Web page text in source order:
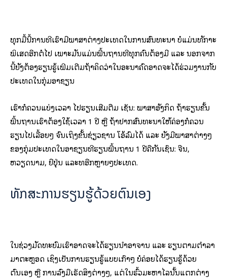
ທຸກມື້ນີ້ການທີ່ເຮົາມີພາສາຕ່າງປະເທດໃນການສົນທະນາ ບໍ່ແມ່ນທັກາະ
ພິເສດອີກຕໍ່ໄປ ເພາະມັນແມ່ນພື້ນຖານທີ່ທຸກຄົນຕ້ອງມີ ແລະ ນອກຈາກ
ນີ້ຍັງຕ້ອງຮຽນຮູ້ເພີ່ມເຕີມຖ້າຄິດວ່າໃນອະນາຄົດອາດຈະໄດ້ຮ່ວມງານກັບ
ປະເທດໃນກຸ່ມອາຊຽນ
ເຮົາກໍຄວນແບ່ງເວລາ ໄປຮຽນເສີມຕື່ມ ເຊັ່ນ: ພາສາອັງກິດ ຖ້າຮຽນຂັ້ນ
ພື້ນຖານເຮົາຕ້ອງໃຊ້ເວລາ 1 ປີ ຫຼື ຖ້າຢາກສົນທະນາໃຫ້ຄ່ອງກໍຄວນ
ຮຽນໄປເລື້ອຍໆ ຈົນເຖິງຂັ້ນຊ່ຽວຊານ ໂອ້ລົມໄດ້ ແລະ ຍັງມີພາສາຕ່າງໆ
ຂອງກຸ່ມປະເທດໃນອາຊຽນທີ່ຮຽນພື້ນຖານ 1 ປີຄືກັນເຊົ່ນ: ຈີນ,
ຫວຽດນາມ, ຍີ່ປຸ່ນ ແລະທອີກຫຼາຍໆປະເທດ.
ທັກສະການຮຽນຮູ້ດ້ວຍຕົນເອງ
ໃນຊ່ວງມັດທະຍົມເຮົາອາດຈະໄດ້ຮຽນນໍາອາຈານ ແລະ ຮຽນຕາມຕຳລາ
ມາຕະຫຼອດ ເຊິ່ງເປັນການຮຽນຮູ້ແບບເກົ່າໆ ບໍ່ຄ່ອຍໄດ້ຮຽນຮູ້ດ້ວຍ
ຕົນເອງ ຫຼື ການລົງມືເຮັດສິ່ງຕ່າງໆ, ແຕ່ໃນຮົ້ວມະຫາໄລນັ້ນແຕກຕ່າງ